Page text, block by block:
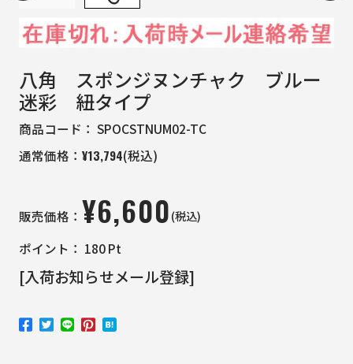
八角 スポンジヌンチャク ブルー
迷彩 紐タイプ
商品コード： SPOCSTNUM02-TC
通常価格： ¥13,794(税込)
販売価格： ¥6,600(税込)
ポイント： 180Pt
[入荷お知らせメール登録]